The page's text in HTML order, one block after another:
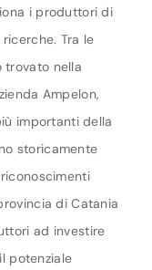
i produttori di
Tra le
trovato nella
Ampelon,
importanti della
storicamente
di Catania
ad investire
potenziale